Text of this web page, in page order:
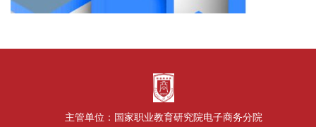
主管单位：国家职业教育研究院电子商务分院